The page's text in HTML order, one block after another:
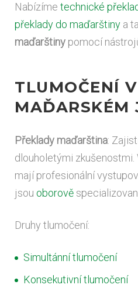
Nabízíme technické
překlady do maďarštiny a
maďarštinypomocí
TLUMOČENÍ V
MAĎARSKÉM
Překlady maďarština:
dlouholetými
mají profesionální
jsou oborově
Druhy tlumočení:
Simultánní tlumočení
Konsekutivní tlumočení